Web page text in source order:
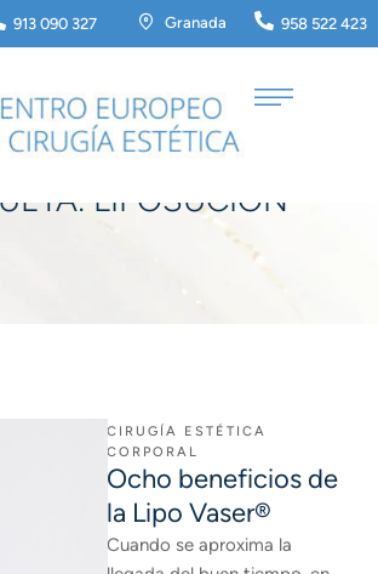
913 090 327 Granada 958 522 423
Home / liposucion
LIPOSUCION
CIRUGÍA ESTÉTICA
CORPORAL
Ocho beneficios de
la Lipo Vaser®
Cuando se aproxima la